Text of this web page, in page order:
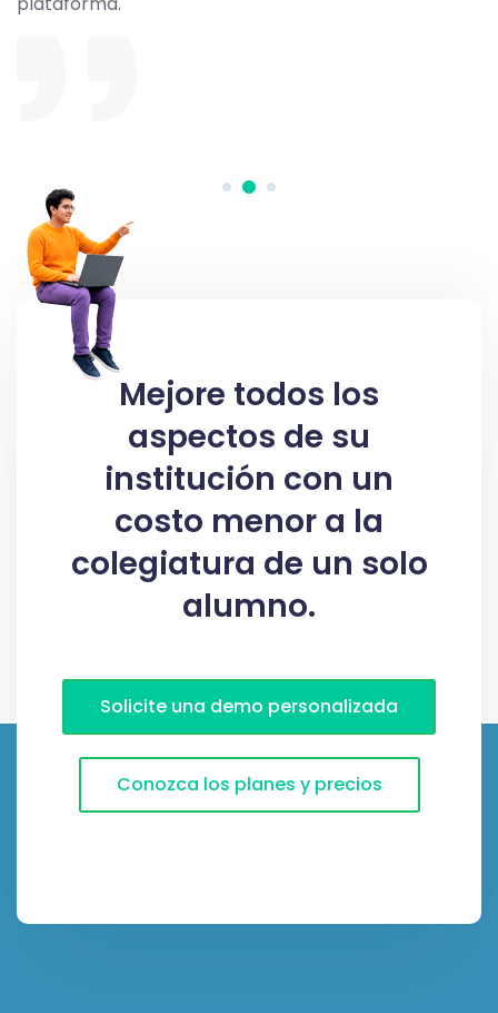
Mejore todos los
aspectos de su
institución con un
costo menor a la
colegiatura de un solo
alumno.
Solicite una demo personalizada
Conozca los planes y precios